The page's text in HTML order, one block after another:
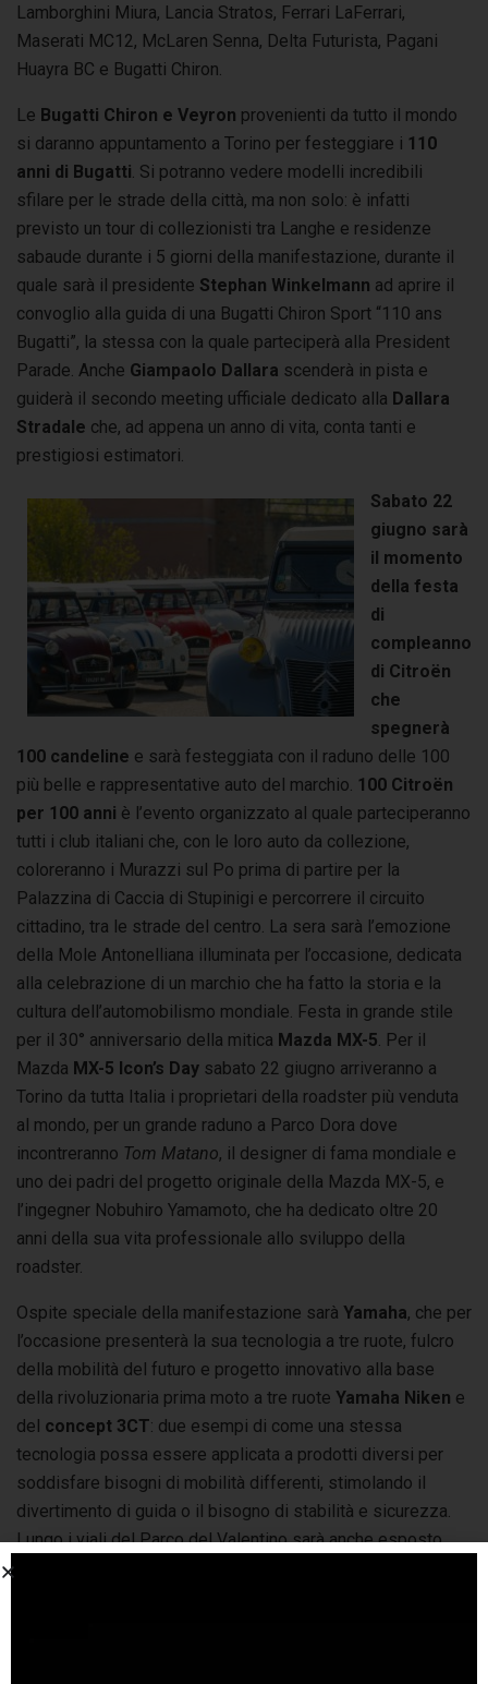
Lamborghini Miura, Lancia Stratos, Ferrari LaFerrari,
Maserati MC12, McLaren Senna, Delta Futurista, Pagani
Huayra BC e Bugatti Chiron.
Le Bugatti Chiron e Veyron provenienti da tutto il mondo
si daranno appuntamento a Torino per festeggiare i 110
anni di Bugatti . Si potranno vedere modelli incredibili
sfilare per le strade della città, ma non solo: è infatti
previsto un tour di collezionisti tra Langhe e residenze
sabaude durante i 5 giorni della manifestazione, durante il
quale sarà il presidente Stephan Winkelmann ad aprire il
convoglio alla guida di una Bugatti Chiron Sport “110 ans
Bugatti”, la stessa con la quale parteciperà alla President
Parade. Anche Giampaolo Dallara scenderà in pista e
guiderà il secondo meeting ufficiale dedicato alla Dallara
Stradale che, ad appena un anno di vita, conta tanti e
prestigiosi estimatori.
Sabato 22
giugno sarà
il momento
della festa
di
compleanno
di Citroën
che
spegnerà
100 candeline e sarà festeggiata con il raduno delle 100
più belle e rappresentative auto del marchio. 100 Citroën
per 100 anni è l’evento organizzato al quale parteciperanno
tutti i club italiani che, con le loro auto da collezione,
coloreranno i Murazzi sul Po prima di partire per la
Palazzina di Caccia di Stupinigi e percorrere il circuito
cittadino, tra le strade del centro. La sera sarà l’emozione
della Mole Antonelliana illuminata per l’occasione, dedicata
alla celebrazione di un marchio che ha fatto la storia e la
cultura dell’automobilismo mondiale. Festa in grande stile
per il 30° anniversario della mitica Mazda MX-5 . Per il
Mazda MX-5 Icon’s Day sabato 22 giugno arriveranno a
Torino da tutta Italia i proprietari della roadster più venduta
al mondo, per un grande raduno a Parco Dora dove
incontreranno Tom Matano, il designer di fama mondiale e
uno dei padri del progetto originale della Mazda MX-5, e
l’ingegner Nobuhiro Yamamoto, che ha dedicato oltre 20
anni della sua vita professionale allo sviluppo della
roadster.
Ospite speciale della manifestazione sarà Yamaha, che per
l’occasione presenterà la sua tecnologia a tre ruote, fulcro
della mobilità del futuro e progetto innovativo alla base
della rivoluzionaria prima moto a tre ruote Yamaha Niken e
del concept 3CT: due esempi di come una stessa
tecnologia possa essere applicata a prodotti diversi per
soddisfare bisogni di mobilità differenti, stimolando il
divertimento di guida o il bisogno di stabilità e sicurezza.
Lungo i viali del Parco del Valentino sarà anche esposto